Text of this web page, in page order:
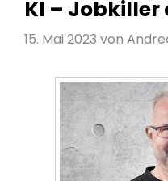
KI – Jobkiller
15. Mai 2023 von